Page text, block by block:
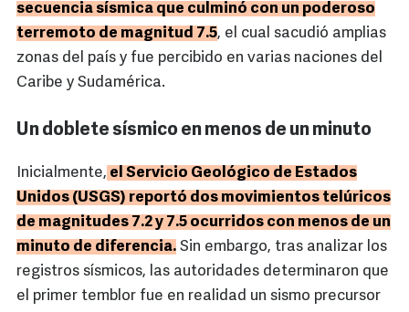
secuencia sísmica que culminó con un poderoso
terremoto de magnitud 7.5, el cual sacudió amplias
zonas del país y fue percibido en varias naciones del
Caribe y Sudamérica.
Un doblete sísmico en menos de un minuto
Inicialmente, el Servicio Geológico de Estados
Unidos (USGS) reportó dos movimientos telúricos
de magnitudes 7.2 y 7.5 ocurridos con menos de un
minuto de diferencia. Sin embargo, tras analizar los
registros sísmicos, las autoridades determinaron que
el primer temblor fue en realidad un sismo precursor